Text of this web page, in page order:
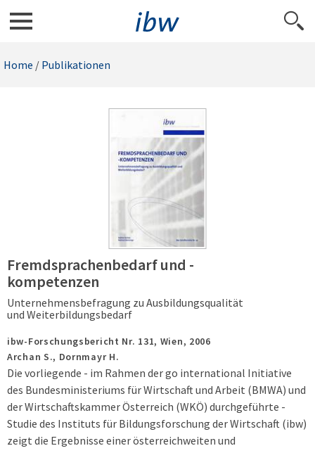
Home / Publikationen
Fremdsprachenbedarf und -
kompetenzen
Unternehmensbefragung zu Ausbildungsqualität
und Weiterbildungsbedarf
ibw-Forschungsbericht Nr. 131, Wien, 2006
Archan S., Dornmayr H.
Die vorliegende - im Rahmen der go international Initiative
des Bundesministeriums für Wirtschaft und Arbeit (BMWA) und
der Wirtschaftskammer Österreich (WKÖ) durchgeführte -
Studie des Instituts für Bildungsforschung der Wirtschaft (ibw)
zeigt die Ergebnisse einer österreichweiten und